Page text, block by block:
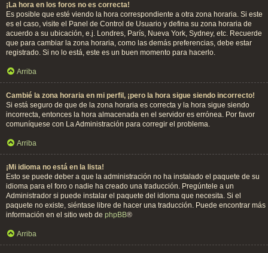
¡La hora en los foros no es correcta!
Es posible que esté viendo la hora correspondiente a otra zona horaria. Si este
es el caso, visite el Panel de Control de Usuario y defina su zona horaria de
acuerdo a su ubicación, e.j. Londres, París, Nueva York, Sydney, etc. Recuerde
que para cambiar la zona horaria, como las demás preferencias, debe estar
registrado. Si no lo está, este es un buen momento para hacerlo.
Arriba
Cambié la zona horaria en mi perfil, ¡pero la hora sigue siendo incorrecto!
Si está seguro de que de la zona horaria es correcta y la hora sigue siendo
incorrecta, entonces la hora almacenada en el servidor es errónea. Por favor
comuníquese con La Administración para corregir el problema.
Arriba
¡Mi idioma no está en la lista!
Esto se puede deber a que la administración no ha instalado el paquete de su
idioma para el foro o nadie ha creado una traducción. Pregúntele a un
Administrador si puede instalar el paquete del idioma que necesita. Si el
paquete no existe, siéntase libre de hacer una traducción. Puede encontrar más
información en el sitio web de phpBB®
Arriba